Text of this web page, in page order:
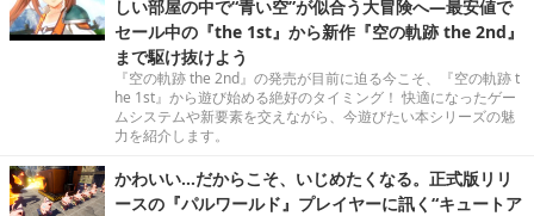
しい部屋の中で“青い空”が似合う大冒険へ―最安値で
セール中の『the 1st』から新作『空の軌跡 the 2nd』
まで駆け抜けよう
『空の軌跡 the 2nd』の発売が目前に迫る今こそ、『空の軌跡 t
he 1st』から遊び始める絶好のタイミング！ 快適になったゲー
ムシステムや新要素を交えながら、今遊びたい本シリーズの魅
力を紹介します。
かわいい…だからこそ、いじめたくなる。正式版リリ
ースの『パルワールド』プレイヤーに訊く“キュートア